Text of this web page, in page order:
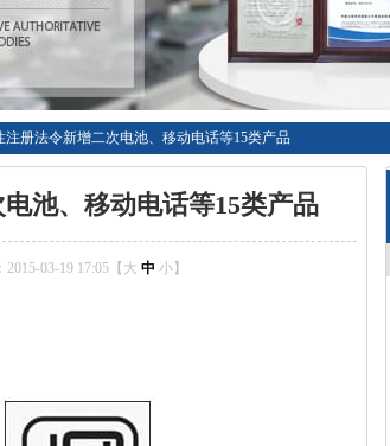
注册法令新增二次电池、移动电话等15类产品
池、移动电话等15类产品
03-19 17:05【 大 中 小】